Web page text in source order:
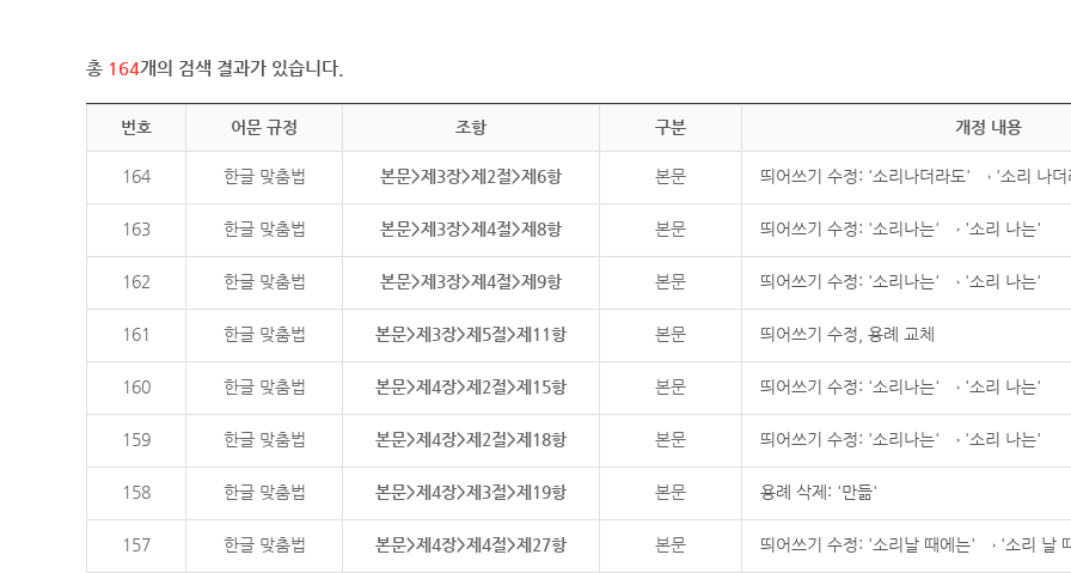
총 164개의 검색 결과가 있습니다.
번호 어문 규정 조항 구분 개정 내용
164 한글 맞춤법 본문>제3장>제2절>제6항 본문 띄어쓰기 수정: '소리나더라도' → '소리 나더
163 한글 맞춤법 본문>제3장>제4절>제8항 본문 띄어쓰기 수정: '소리나는' → '소리 나는'
162 한글 맞춤법 본문>제3장>제4절>제9항 본문 띄어쓰기 수정: '소리나는' → '소리 나는'
161 한글 맞춤법 본문>제3장>제5절>제11항 본문 띄어쓰기 수정, 용례 교체
160 한글 맞춤법 본문>제4장>제2절>제15항 본문 띄어쓰기 수정: '소리나는' → '소리 나는'
159 한글 맞춤법 본문>제4장>제2절>제18항 본문 띄어쓰기 수정: '소리나는' → '소리 나는'
158 한글 맞춤법 본문>제4장>제3절>제19항 본문 용례 삭제: '만듦'
157 한글 맞춤법 본문>제4장>제4절>제27항 본문 띄어쓰기 수정: '소리날 때에는' → '소리 날